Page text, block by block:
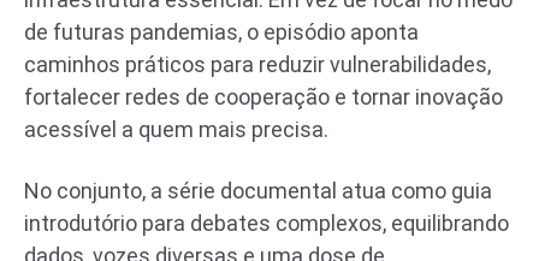
de futuras pandemias, o episódio aponta
caminhos práticos para reduzir vulnerabilidades,
fortalecer redes de cooperação e tornar inovação
acessível a quem mais precisa.
No conjunto, a série documental atua como guia
introdutório para debates complexos, equilibrando
dados, vozes diversas e uma dose de